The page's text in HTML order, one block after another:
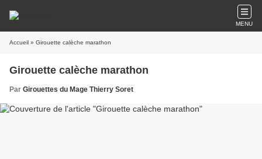
MENU
Accueil » Girouette calèche marathon
Girouette calèche marathon
Par Girouettes du Mage Thierry Soret